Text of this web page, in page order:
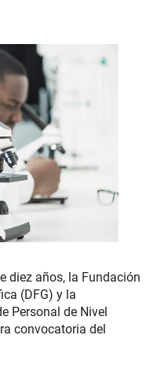
diez años, la Fundación
(DFG) y la
Personal de Nivel
convocatoria del